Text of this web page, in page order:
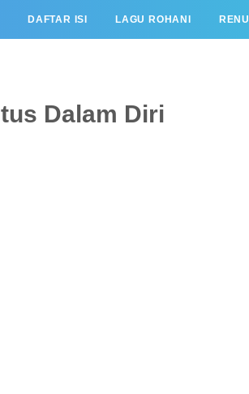
DAFTAR ISI LAGU ROHANI
Dalam Diri